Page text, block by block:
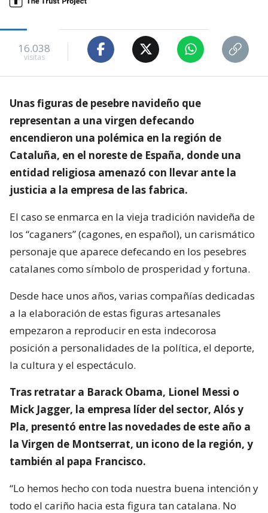
16.038
visitas
Unas figuras de pesebre navideño que
representan a una virgen defecando
encendieron una polémica en la región de
Cataluña, en el noreste de España, donde una
entidad religiosa amenazó con llevar ante la
justicia a la empresa de las fabrica.
El caso se enmarca en la vieja tradición navideña de
los “caganers” (cagones, en español), un carismático
personaje que aparece defecando en los pesebres
catalanes como símbolo de prosperidad y fortuna.
Desde hace unos años, varias compañías dedicadas
a la elaboración de estas figuras artesanales
empezaron a reproducir en esta indecorosa
posición a personalidades de la política, el deporte,
la cultura y el espectáculo.
Tras retratar a Barack Obama, Lionel Messi o
Mick Jagger, la empresa líder del sector, Alós y
Pla, presentó entre las novedades de este año a
la Virgen de Montserrat, un icono de la región, y
también al papa Francisco.
“Lo hemos hecho con toda nuestra buena intención y
todo el cariño hacia esta figura tan catalana. No